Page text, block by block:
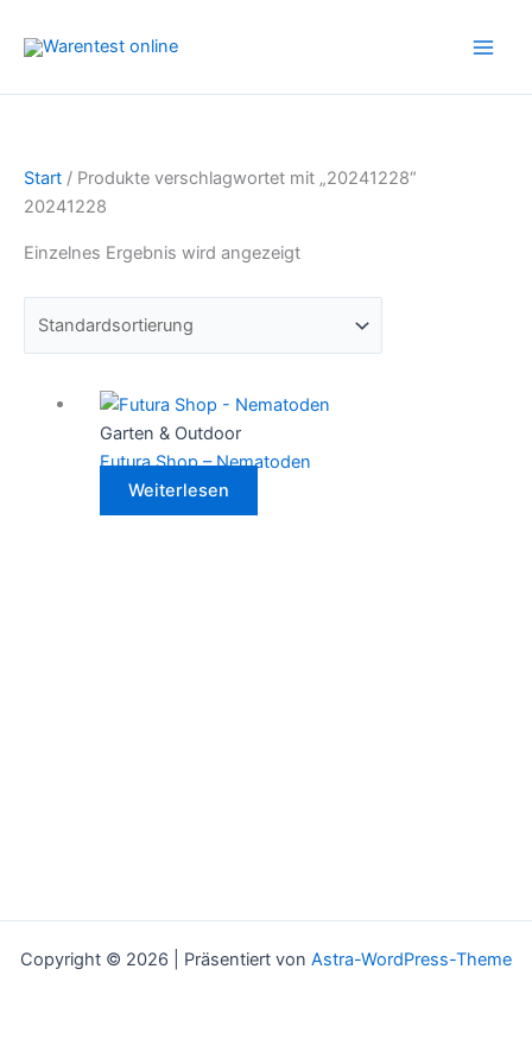
Inhalt
Start / Produkte verschlagwortet mit „20241228“
20241228
Einzelnes Ergebnis wird angezeigt
Garten & Outdoor
Futura Shop – Nematoden
Weiterlesen
Copyright © 2026 | Präsentiert von Astra-WordPress-Theme